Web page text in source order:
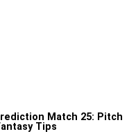
Match 25: Pitch
Tips